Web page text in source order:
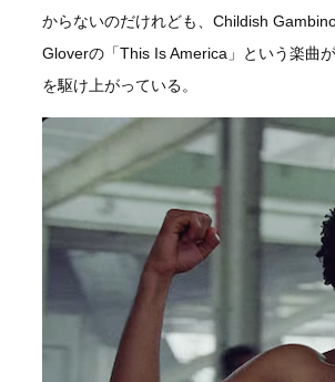
からないのだけれども、Childish
Gloverの「This Is America」という楽曲
を駆け上がっている。